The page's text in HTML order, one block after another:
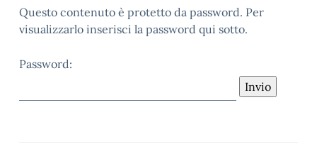
Questo contenuto è protetto da password. Per
visualizzarlo inserisci la password qui sotto.
Password: